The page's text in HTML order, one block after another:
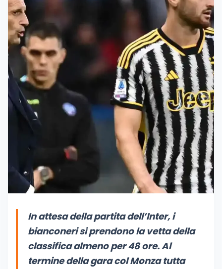
In attesa della partita dell’Inter, i
bianconeri si prendono la vetta della
classifica almeno per 48 ore. Al
termine della gara col Monza tutta